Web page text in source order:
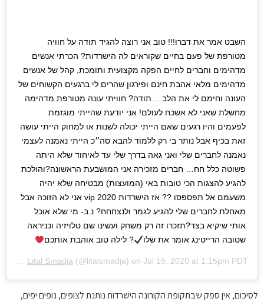
השבט אמר את דברו!!! טוב אני רוצה להגיד תודה על חוויה
מטורפת של פעם בחיים שקוראים לה הישרדות? הכרתי אנשים
מדהימים וחברים לחיים הפקה מקצועית ותומכת, קהל של אנשים
מדהימים מלאי אהבת חינם ופירגון שהרים לי ברגעים הקשוחים של
העונה וחימם לי את הלב …תודה? חוויתי עונה מטורפת מדהימה
מחשלת שאני לא אשכח לעולם! אני יודעת שהייתי מוגזמת
לפעמים והיו רגעים שאם הייתי יכולה לשנות או למחוק הייתי עושה
זאת בכיף אבל נותר בי רק ללמוד להבא סה״כ הייתי נאמנה לעצמי
נאמנה לחברים שלי ואני גאה בדרך שלי עד לאיחוד שלא היתה
פשוטה כלל חח… חברים מזכירה אני המושבעת הראשונה?והולכת
להגיע להצגות הכי טובות באי (המועצות) מבטיחה שלא יהיה
משעמם אל תפספסו ?? אז הישרדות vip 2020 אני לא הזוכה אבל
מאחלת לחברים שלי להגיע לגמר ולנצחחח? נ.ב- מי שלא אוכל
אותי שיקיא בצד?תזכרו זה רק משחק ועשינו שם טלויזיה וכניראה
שטובה הרייטינג אומר את שלו
? לילה טוב אוהבת אותכם
A post shared by Lital Smadja (@litalsmadja) on Jul 15, 2020 at 1:15pm PDT
לסיכום, אין ספק שבתקופת הקורונה הישרדות נותנת לצופים, נופים יפים,